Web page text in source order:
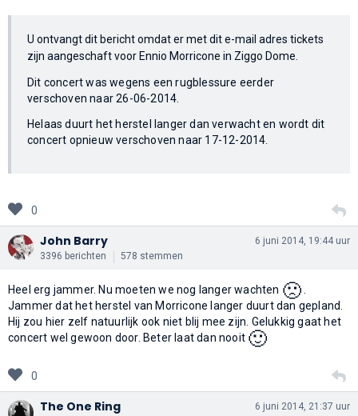
U ontvangt dit bericht omdat er met dit e-mail adres tickets
zijn aangeschaft voor Ennio Morricone in Ziggo Dome.
Dit concert was wegens een rugblessure eerder
verschoven naar 26-06-2014.
Helaas duurt het herstel langer dan verwacht en wordt dit
concert opnieuw verschoven naar 17-12-2014.
0
John Barry
3396 berichten 578 stemmen
6 juni 2014, 19:44 uur
Heel erg jammer. Nu moeten we nog langer wachten 🙁
Jammer dat het herstel van Morricone langer duurt dan gepland.
Hij zou hier zelf natuurlijk ook niet blij mee zijn. Gelukkig gaat het
concert wel gewoon door. Beter laat dan nooit 🙂
0
The One Ring 6 juni 2014, 21:37 uur